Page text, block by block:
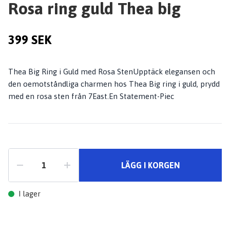
Rosa ring guld Thea big
399 SEK
Thea Big Ring i Guld med Rosa StenUpptäck elegansen och
den oemotståndliga charmen hos Thea Big ring i guld, prydd
med en rosa sten från 7East.En Statement-Piec
LÄGG I KORGEN
I lager